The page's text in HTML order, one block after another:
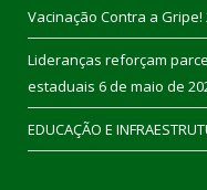
Vacinação Contra a Gripe!
Lideranças reforçam
estaduais 6 de maio de
EDUCAÇÃO E